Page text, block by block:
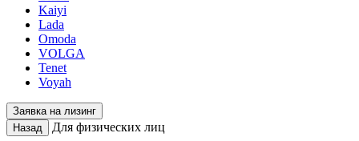
Kaiyi
Lada
Omoda
VOLGA
Tenet
Voyah
Заявка на лизинг
Назад
Для физических лиц